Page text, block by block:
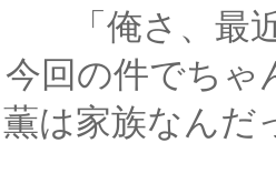
近ちょっ
回の件でち
は家族なんだ